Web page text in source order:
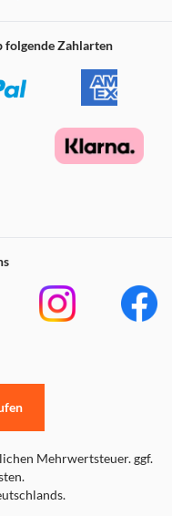
Zahlarten
Mehrwertsteuer. ggf.